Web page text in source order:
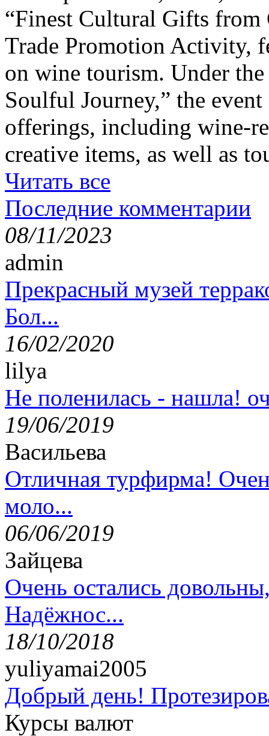
“Finest Cultural Gifts from
Trade Promotion Activity,
on wine tourism. Under
Soulful Journey,” the
offerings, including wine-
creative items, as well as
Читать все
Последние комментарии
08/11/2023
admin
Прекрасный музей
Бол...
16/02/2020
lilya
Не поленилась - нашла!
19/06/2019
Васильева
Отличная турфирма!
моло...
06/06/2019
Зайцева
Очень остались
Надёжнос...
18/10/2018
yuliyamai2005
Добрый день!
Курсы валют